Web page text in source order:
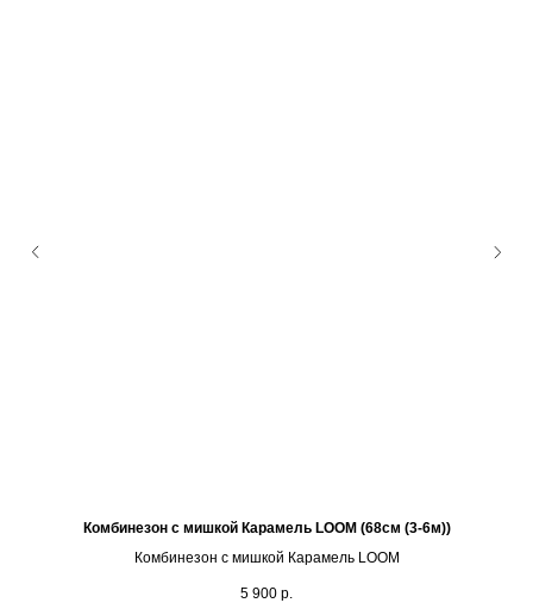
Комбинезон с мишкой Карамель LOOM (68см (3-6м))
Комбинезон с мишкой Карамель LOOM
5 900 р.